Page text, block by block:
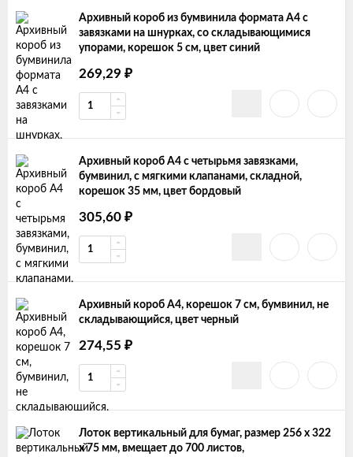
Архивный короб из бумвинила формата А4 с
завязками на шнурках, со складывающимися
упорами, корешок 5 см, цвет синий
269,29 ₽
Архивный короб А4 с четырьмя завязками,
бумвинил, с мягкими клапанами, складной,
корешок 35 мм, цвет бордовый
305,60 ₽
Архивный короб А4, корешок 7 см, бумвинил, не
складывающийся, цвет черный
274,55 ₽
Лоток вертикальный для бумаг, размер 256 х 322
х 75 мм, вмещает до 700 листов,